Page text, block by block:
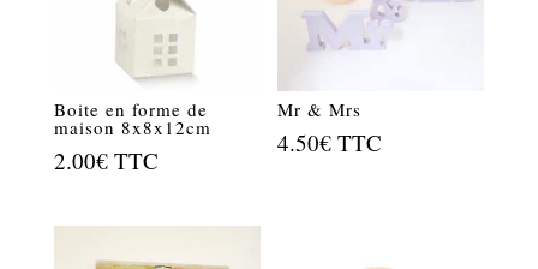
Boite en forme de
maison 8x8x12cm
2.00€ TTC
Mr & Mrs
4.50€ TTC